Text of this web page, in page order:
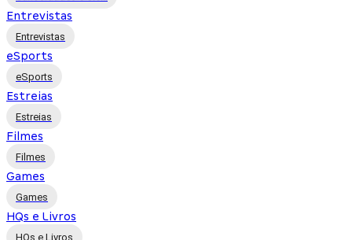
Entrevistas
Entrevistas
eSports
eSports
Estreias
Estreias
Filmes
Filmes
Games
Games
HQs e Livros
HQs e Livros